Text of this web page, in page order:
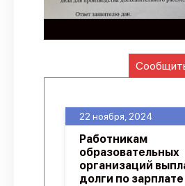
API
О проекте
22 ноября, 2024
Работникам
образовательных
организаций
долги по зарплате